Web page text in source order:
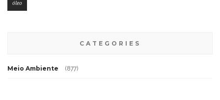
óleo
CATEGORIES
Meio Ambiente (877)